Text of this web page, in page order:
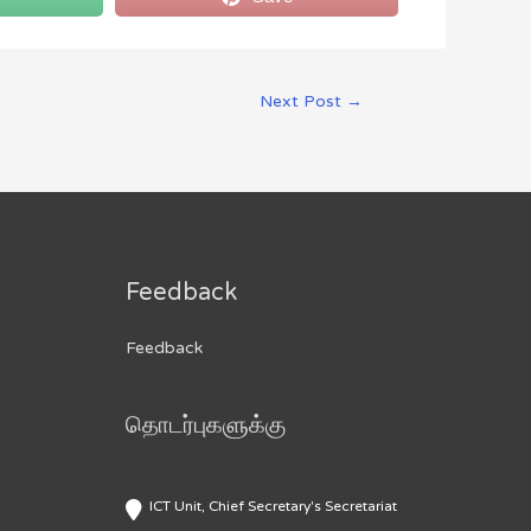
Next Post →
Feedback
Feedback
தொடர்புகளுக்கு
ICT Unit, Chief Secretary's Secretariat